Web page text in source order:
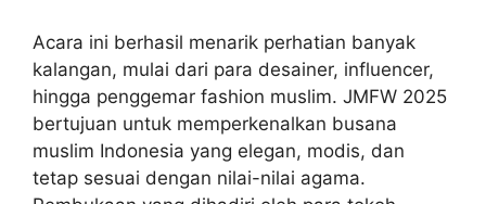
Acara ini berhasil menarik perhatian banyak
kalangan, mulai dari para desainer, influencer,
hingga penggemar fashion muslim. JMFW 2025
bertujuan untuk memperkenalkan busana
muslim Indonesia yang elegan, modis, dan
tetap sesuai dengan nilai-nilai agama.